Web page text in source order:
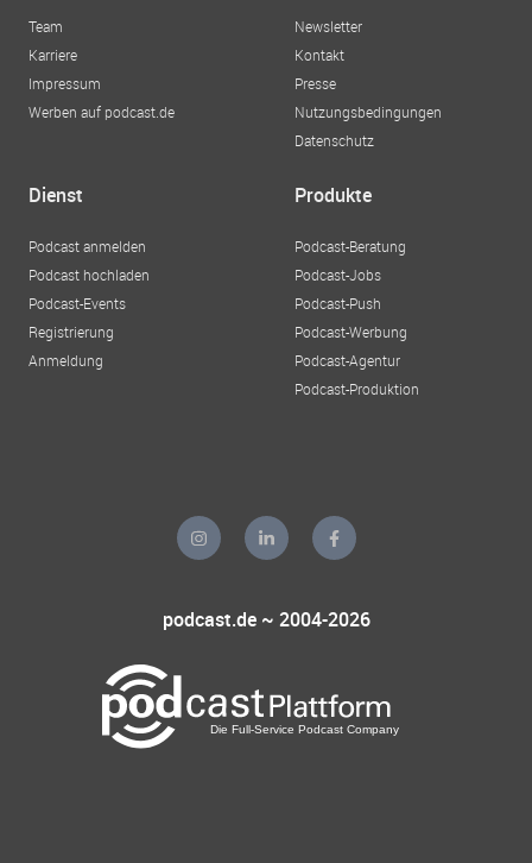
Team
Karriere
Impressum
Werben auf podcast.de
Newsletter
Kontakt
Presse
Nutzungsbedingungen
Datenschutz
Dienst
Podcast anmelden
Podcast hochladen
Podcast-Events
Registrierung
Anmeldung
Produkte
Podcast-Beratung
Podcast-Jobs
Podcast-Push
Podcast-Werbung
Podcast-Agentur
Podcast-Produktion
podcast.de ~ 2004-2026